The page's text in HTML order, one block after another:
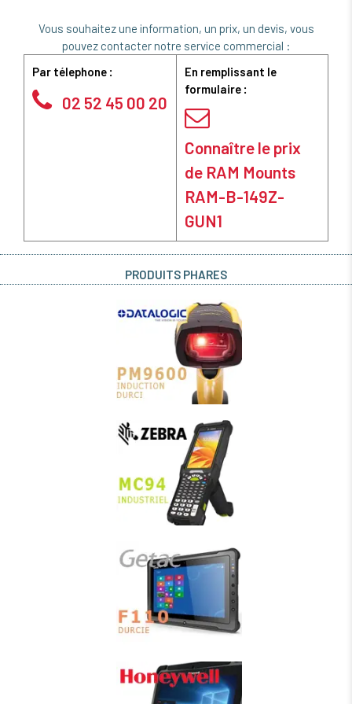
Vous souhaitez une information, un prix, un devis, vous
pouvez contacter notre service commercial :
Par télephone :
02 52 45 00 20
En remplissant le
formulaire :
Connaître le prix
de RAM Mounts
RAM-B-149Z-
GUN1
PRODUITS PHARES